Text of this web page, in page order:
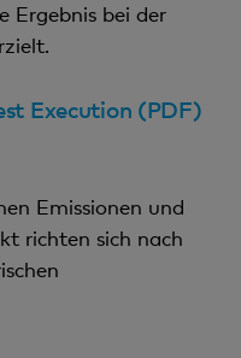
Ergebnis bei der
Execution (PDF)
Emissionen und
richten sich nach